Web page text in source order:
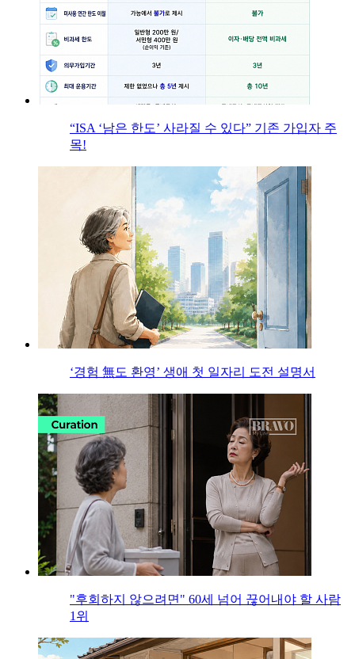
“ISA ‘남은 한도’ 사라질 수 있다” 기존 가입자 주
목!
‘경험 無도 환영’ 생애 첫 일자리 도전 설명서
"후회하지 않으려면" 60세 넘어 끊어내야 할 사람
1위